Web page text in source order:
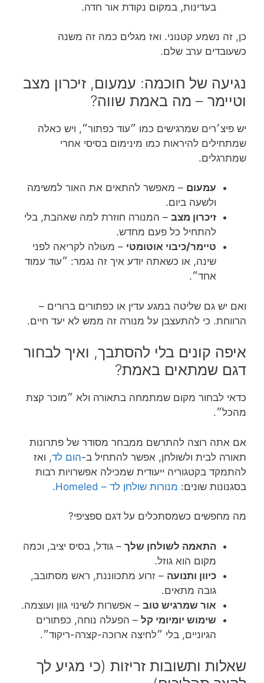
בעדינות, במקום נקודת אור חדה.
כן, זה נשמע קטנוני. ואז מגלים כמה זה משנה
כשעובדים ערב שלם.
נגיעה של חוכמה: עמעום, זיכרון מצב
וטיימר – מה באמת שווה?
יש פיצ׳רים שמרגישים כמו ״עוד כפתור״, ויש כאלה
שמתחילים להיראות כמו מינימום בסיסי אחרי
שמתרגלים.
עמעום – מאפשר להתאים את האור למשימה
ולשעה ביום.
זיכרון מצב – המנורה חוזרת למה שאהבת, בלי
להתחיל כל פעם מחדש.
טיימר/כיבוי אוטומטי – מעולה לקריאה לפני
שינה, או כשאתה יודע איך זה נגמר: ״עוד עמוד
אחד״.
ואם יש גם שליטה במגע עדין או כפתורים ברורים –
הרווחת. כי להתעצבן על מנורה זה ממש לא יעד חיים.
איפה קונים בלי להסתבך, ואיך לבחור
דגם שמתאים באמת?
כדאי לבחור מקום שמתמחה בתאורה ולא ״מוכר קצת
מהכל״.
אם אתה רוצה להתרשם ממבחר מסודר של פתרונות
תאורה לבית ולשולחן, אפשר להתחיל ב-הום לד, ואז
להתמקד בקטגוריה ייעודית שמכילה אפשרויות רבות
בסגנונות שונים: מנורות שולחן לד – Homeled .
מה מחפשים כשמסתכלים על דגם ספציפי?
התאמה לשולחן שלך – גודל, בסיס יציב, וכמה
מקום הוא גוזל.
כיוון ותנועה – זרוע מתכווננת, ראש מסתובב,
גובה מתאים.
אור שמרגיש טוב – אפשרות לשינוי גוון ועוצמה.
שימוש יומיומי קל – הפעלה נוחה, כפתורים
הגיוניים, בלי ״לחיצה ארוכה-קצרה-ריקוד״.
שאלות ותשובות זריזות (כי מגיע לך